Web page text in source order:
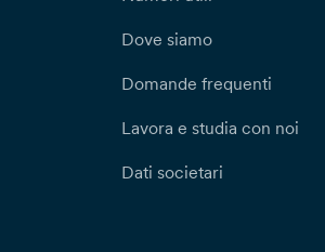
Dove siamo
Domande frequenti
Lavora e studia con noi
Dati societari